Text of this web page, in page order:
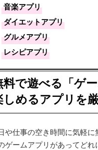
音楽アプリ
ダイエットアプリ
グルメアプリ
レシピアプリ
料で遊べる「ゲ
しめるアプリを
や仕事の空き時間に気軽
ゲームアプリがあってどれ